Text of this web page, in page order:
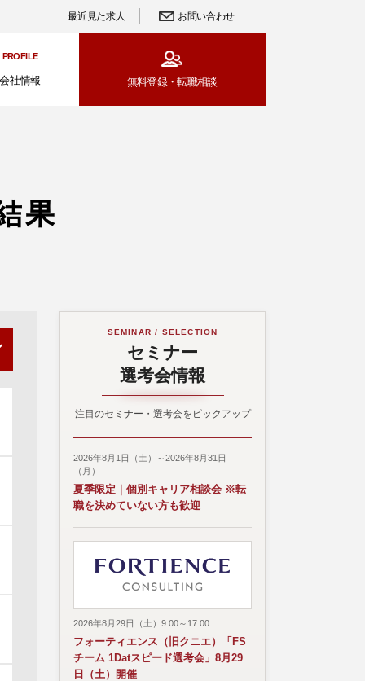
最近見た求人 お問い合わせ
PROFILE
会社情報 無料登録・転職相談
果
SEMINAR / SELECTION
セミナー
選考会情報
注目のセミナー・選考会をピックアップ
2026年8月1日（土）～2026年8月31日
（月）
夏季限定｜個別キャリア相談会 ※転
職を決めていない方も歓迎
2026年8月29日（土）9:00～17:00
フォーティエンス（旧クニエ）「FS
チーム 1Datスピード選考会」8月29
日（土）開催